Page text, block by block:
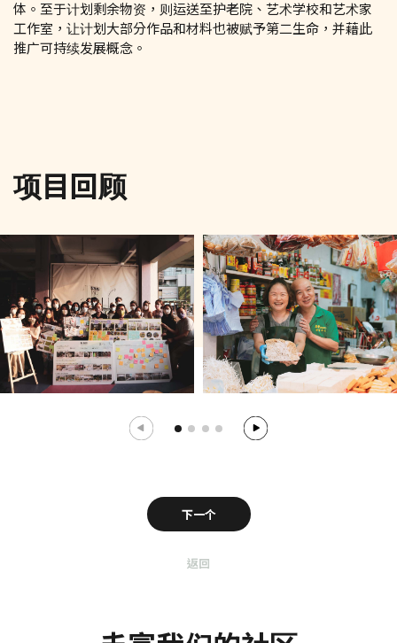
体。至于计划剩余物资，则运送至护老院、艺术学校和艺术家
工作室，让计划大部分作品和材料也被赋予第二生命，并藉此
推广可持续发展概念。
项目回顾
下一个
返回